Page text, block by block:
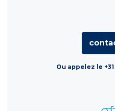
Ou appelez le +31